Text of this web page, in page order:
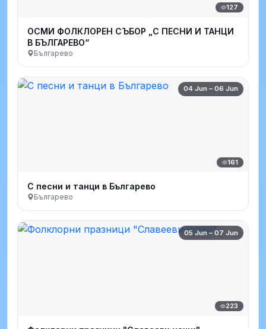
127
ОСМИ ФОЛКЛОРЕН СЪБОР „С ПЕСНИ И ТАНЦИ
В БЪЛГАРЕВО“
Българево
04 Jun – 06 Jun
161
С песни и танци в Българево
Българево
05 Jun – 07 Jun
223